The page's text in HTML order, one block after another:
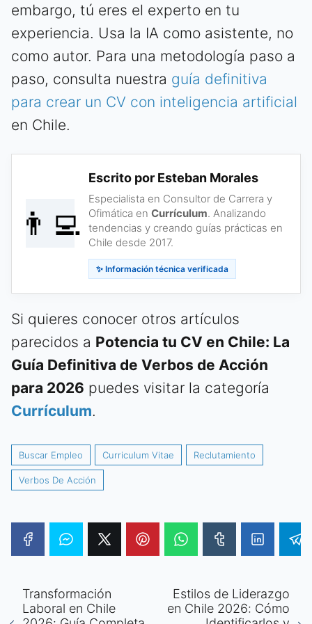
embargo, tú eres el experto en tu
experiencia. Usa la IA como asistente, no
como autor. Para una metodología paso a
paso, consulta nuestra guía definitiva
para crear un CV con inteligencia artificial
en Chile.
👨‍💻
Escrito por Esteban Morales
Especialista en Consultor de Carrera y
Ofimática en Currículum. Analizando
tendencias y creando guías prácticas en
Chile desde 2017.
✨ Información técnica verificada
Si quieres conocer otros artículos
parecidos a Potencia tu CV en Chile: La
Guía Definitiva de Verbos de Acción
para 2026 puedes visitar la categoría
Currículum.
Buscar Empleo Curriculum Vitae Reclutamiento
Verbos De Acción
Transformación
Laboral en Chile
Estilos de Liderazgo
en Chile 2026: Cómo